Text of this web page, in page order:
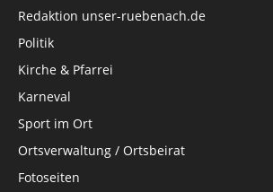
Redaktion unser-ruebenach.de
Politik
Kirche & Pfarrei
Karneval
Sport im Ort
Ortsverwaltung / Ortsbeirat
Fotoseiten